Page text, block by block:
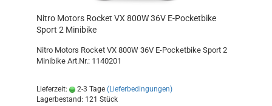
Nitro Motors Rocket VX 800W 36V E-Pocketbike
Sport 2 Minibike
Nitro Motors Rocket VX 800W 36V E-Pocketbike Sport 2
Minibike Art.Nr.: 1140201
Lieferzeit: 2-3 Tage (Lieferbedingungen)
Lagerbestand: 121 Stück